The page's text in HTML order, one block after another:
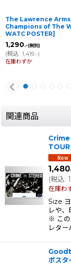
The Lawrence
Champions of The
WATC POSTER]
1,290.-(税別)
(税込: 1,419 .-)
在庫わずか
関連商品
1,480
(税込:
在庫わ
Size
レや、
※ この
レタ
ポスタ